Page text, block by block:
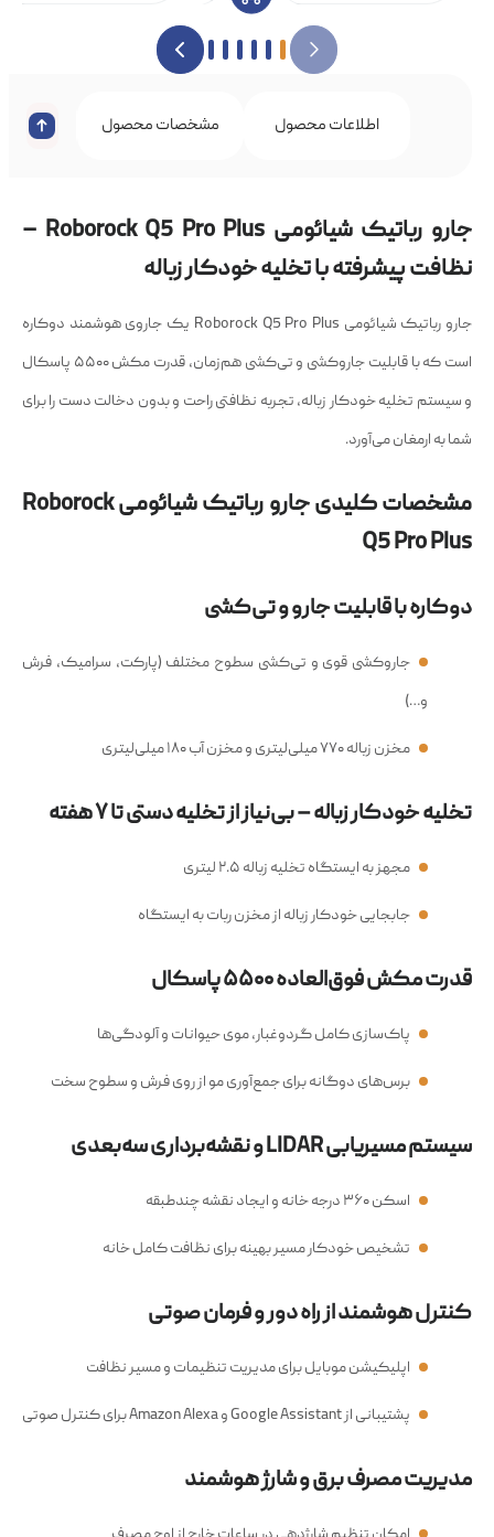
اطلاعات محصول مشخصات محصول
جارو رباتیک شیائومی Roborock Q5 Pro Plus –
نظافت پیشرفته با تخلیه خودکار زباله
جارو رباتیک شیائومی Roborock Q5 Pro Plus یک جاروی هوشمند دوکاره
است که با قابلیت جاروکشی و تی‌کشی هم‌زمان، قدرت مکش ۵۵۰۰ پاسکال
و سیستم تخلیه خودکار زباله، تجربه نظافتی راحت و بدون دخالت دست را برای
شما به ارمغان می‌آورد.
مشخصات کلیدی جارو رباتیک شیائومی Roborock
Q5 Pro Plus
دوکاره با قابلیت جارو و تی‌کشی
جاروکشی قوی و تی‌کشی سطوح مختلف (پارکت، سرامیک، فرش
و…)
مخزن زباله ۷۷۰ میلی‌لیتری و مخزن آب ۱۸۰ میلی‌لیتری
تخلیه خودکار زباله – بی‌نیاز از تخلیه دستی تا ۷ هفته
مجهز به ایستگاه تخلیه زباله ۲.۵ لیتری
جابجایی خودکار زباله از مخزن ربات به ایستگاه
قدرت مکش فوق‌العاده ۵۵۰۰ پاسکال
پاک‌سازی کامل گردوغبار، موی حیوانات و آلودگی‌ها
برس‌های دوگانه برای جمع‌آوری مو از روی فرش و سطوح سخت
سیستم مسیریابی LIDAR و نقشه‌برداری سه‌بعدی
اسکن ۳۶۰ درجه خانه و ایجاد نقشه چندطبقه
تشخیص خودکار مسیر بهینه برای نظافت کامل خانه
کنترل هوشمند از راه دور و فرمان صوتی
اپلیکیشن موبایل برای مدیریت تنظیمات و مسیر نظافت
پشتیبانی از Google Assistant و Amazon Alexa برای کنترل صوتی
مدیریت مصرف برق و شارژ هوشمند